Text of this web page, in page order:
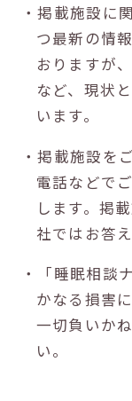
・掲載施設に
つ最新の情
おりますが
など、現状
います。
・掲載施設を
電話などで
します。掲
社ではお答
・「睡眠相談
かなる損害
一切負いか
い。